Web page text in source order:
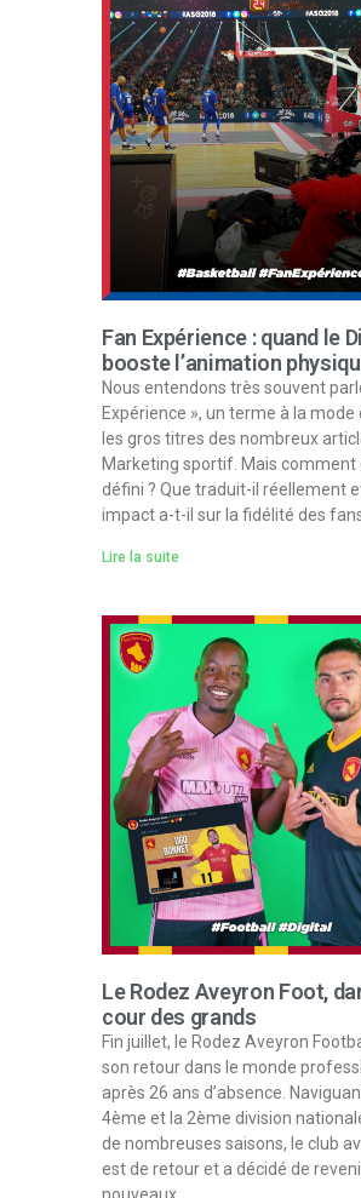
Fan Expérience : quand le
booste l’animation
Nous entendons très souvent
Expérience », un terme à la
les gros titres des nombreux
Marketing sportif. Mais comment
défini ? Que traduit-il réellement
impact a-t-il sur la fidélité des
Lire la suite
Le Rodez Aveyron Foot,
cour des grands
Fin juillet, le Rodez Aveyron
son retour dans le monde
après 26 ans d’absence.
4ème et la 2ème division
de nombreuses saisons, le club
est de retour et a décidé de
nouveaux